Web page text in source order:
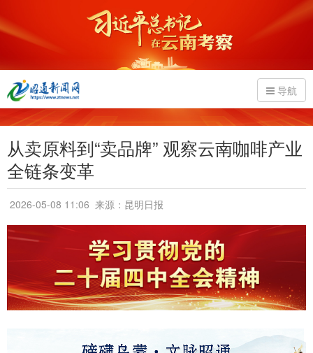
导航
从卖原料到“卖品牌” 观察云南咖啡产业
全链条变革
2026-05-08 11:06 来源：昆明日报